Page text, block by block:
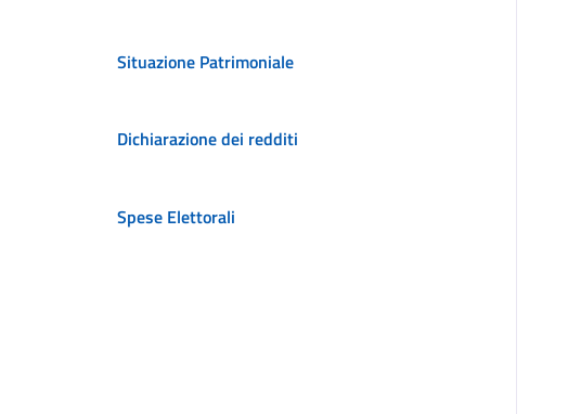
Situazione Patrimoniale
Dichiarazione dei redditi
Spese Elettorali